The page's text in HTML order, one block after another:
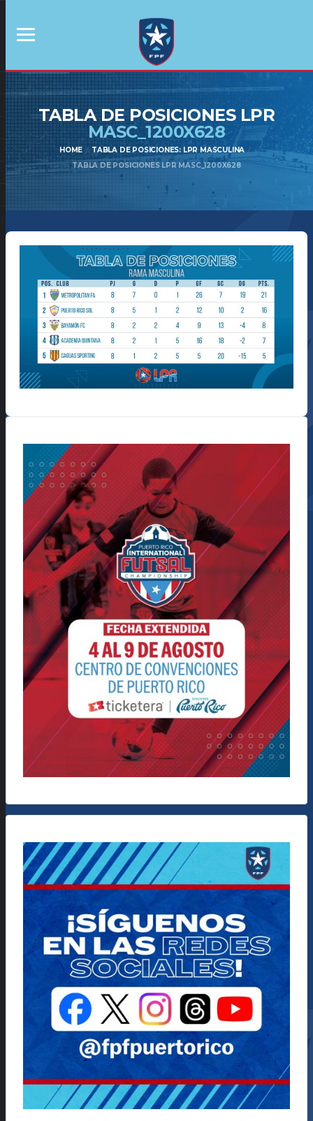
TABLA DE POSICIONES LPR
MASC_1200X628
HOME
TABLA DE POSICIONES: LPR MASCULINA
TABLA DE POSICIONES LPR MASC_1200X628